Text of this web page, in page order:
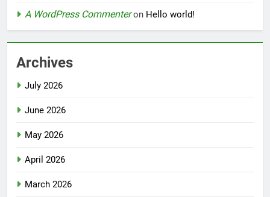
A WordPress Commenteron Hello world!
Archives
July 2026
June 2026
May 2026
April 2026
March 2026